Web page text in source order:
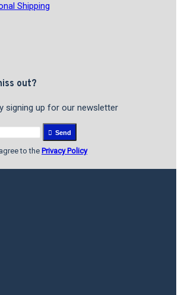
Shipping
out?
signing up for our newsletter
Send
to the Privacy Policy